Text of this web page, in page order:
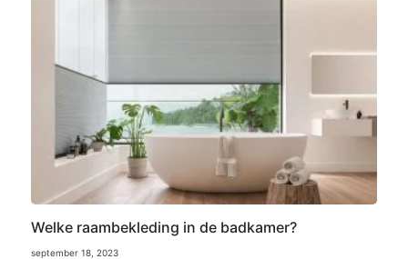
Welke raambekleding in de badkamer?
september 18, 2023